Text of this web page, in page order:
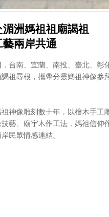
洲媽祖祖廟謁祖
兩岸共通
，台南、宜蘭、南投、臺北、
祖尋根，攜帶分靈媽祖神像參
神像雕刻數十年，以檜木手工
藝、廟宇木作工法，媽祖信仰
民眾情感連結。